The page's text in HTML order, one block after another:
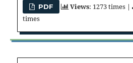
PDF Views: 1273 times |
times